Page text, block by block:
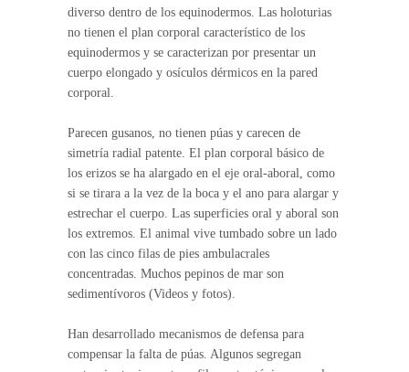
diverso dentro de los equinodermos. Las holoturias
no tienen el plan corporal característico de los
equinodermos y se caracterizan por presentar un
cuerpo elongado y osículos dérmicos en la pared
corporal.
Parecen gusanos, no tienen púas y carecen de
simetría radial patente. El plan corporal básico de
los erizos se ha alargado en el eje oral-aboral, como
si se tirara a la vez de la boca y el ano para alargar y
estrechar el cuerpo. Las superficies oral y aboral son
los extremos. El animal vive tumbado sobre un lado
con las cinco filas de pies ambulacrales
concentradas. Muchos pepinos de mar son
sedimentívoros (Videos y fotos).
Han desarrollado mecanismos de defensa para
compensar la falta de púas. Algunos segregan